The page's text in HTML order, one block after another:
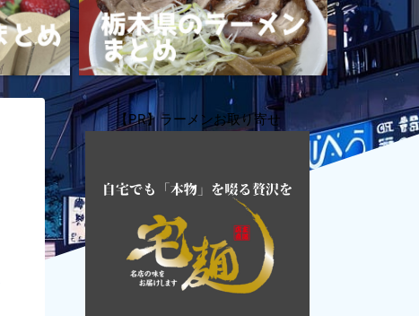
【PR】ラーメンお取り寄せ